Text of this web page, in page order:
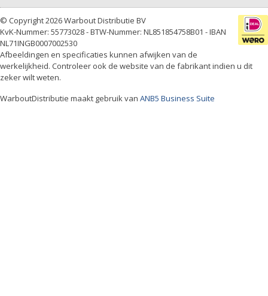
© Copyright 2026 Warbout Distributie BV
KvK-Nummer: 55773028 - BTW-Nummer: NL851854758B01 - IBAN
NL71INGB0007002530
Afbeeldingen en specificaties kunnen afwijken van de
werkelijkheid. Controleer ook de website van de fabrikant indien u dit
zeker wilt weten.
WarboutDistributie maakt gebruik van ANB5 Business Suite